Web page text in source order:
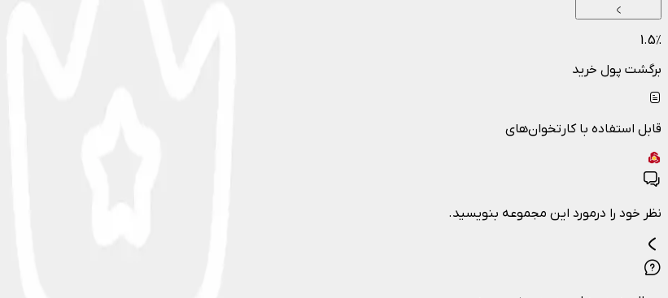
1.5٪
برگشت پول خرید
قابل استفاده با کارتخوان‌های
نظر خود را درمورد این مجموعه بنویسید.